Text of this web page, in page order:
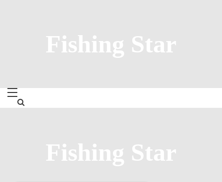
Fishing Star
Fishing Star